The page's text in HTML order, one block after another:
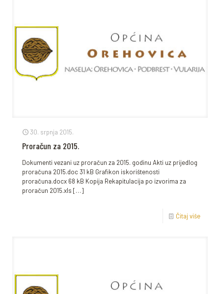
30. srpnja 2015.
Proračun za 2015.
Dokumenti vezani uz proračun za 2015. godinu Akti uz prijedlog
proračuna 2015.doc 31 kB Grafikon iskorištenosti
proračuna.docx 68 kB Kopija Rekapitulacija po izvorima za
proračun 2015.xls […]
Čitaj više